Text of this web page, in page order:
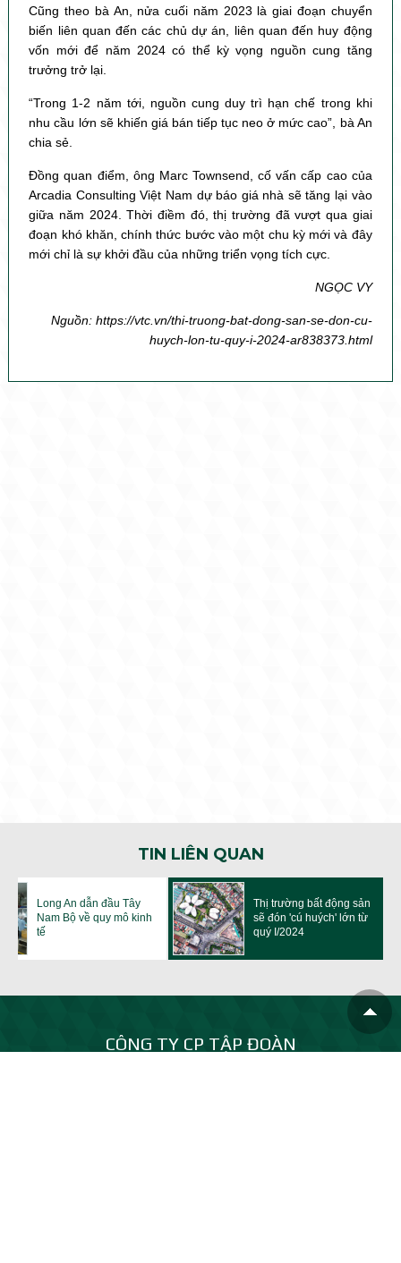
Cũng theo bà An, nửa cuối năm 2023 là giai đoạn chuyển
biến liên quan đến các chủ dự án, liên quan đến huy động
vốn mới để năm 2024 có thể kỳ vọng nguồn cung tăng
trưởng trở lại.
“Trong 1-2 năm tới, nguồn cung duy trì hạn chế trong khi
nhu cầu lớn sẽ khiến giá bán tiếp tục neo ở mức cao”, bà An
chia sẻ.
Đồng quan điểm, ông Marc Townsend, cố vấn cấp cao của
Arcadia Consulting Việt Nam dự báo giá nhà sẽ tăng lại vào
giữa năm 2024. Thời điềm đó, thị trường đã vượt qua giai
đoạn khó khăn, chính thức bước vào một chu kỳ mới và đây
mới chỉ là sự khởi đầu của những triển vọng tích cực.
NGỌC VY
Nguồn: https://vtc.vn/thi-truong-bat-dong-san-se-don-cu-
huych-lon-tu-quy-i-2024-ar838373.html
TIN LIÊN QUAN
Long An dẫn đầu Tây
Nam Bộ về quy mô kinh
tế
Thị trường bất động sản
sẽ đón 'cú huých' lớn từ
quý I/2024
CÔNG TY CP TẬP ĐOÀN